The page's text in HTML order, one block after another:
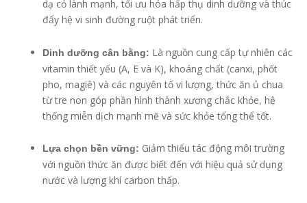
dạ cỏ lành mạnh, tối ưu hóa hấp thụ dinh dưỡng và thúc
đẩy hệ vi sinh đường ruột phát triển.
Dinh dưỡng cân bằng: Là nguồn cung cấp tự nhiên các
vitamin thiết yếu (A, E và K), khoáng chất (canxi, phốt
pho, magiê) và các nguyên tố vi lượng, thức ăn ủ chua
từ tre non góp phần hình thành xương chắc khỏe, hệ
thống miễn dịch mạnh mẽ và sức khỏe tổng thể tốt.
Lựa chọn bền vững: Giảm thiểu tác động môi trường
với nguồn thức ăn được biết đến với hiệu quả sử dụng
nước và lượng khí carbon thấp.